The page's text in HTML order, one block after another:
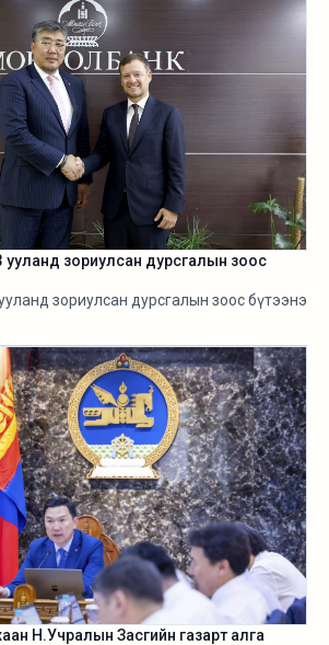
ууланд зориулсан дурсгалын зоос
зориулсан дурсгалын зоос бүтээнэ
Н.Учралын Засгийн газарт алга